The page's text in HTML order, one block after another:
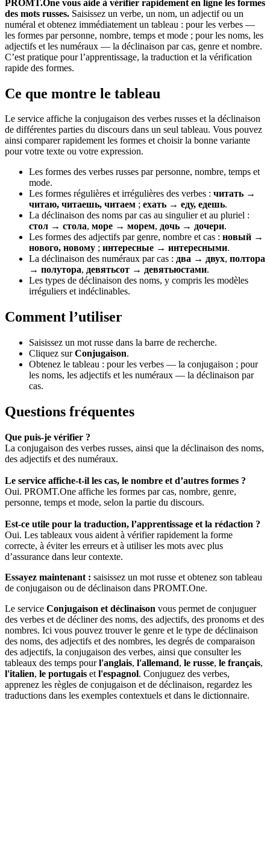
PROMT.One vous aide à vérifier rapidement en ligne les formes
des mots russes. Saisissez un verbe, un nom, un adjectif ou un
numéral et obtenez immédiatement un tableau : pour les verbes —
les formes par personne, nombre, temps et mode ; pour les noms, les
adjectifs et les numéraux — la déclinaison par cas, genre et nombre.
C’est pratique pour l’apprentissage, la traduction et la vérification
rapide des formes.
Ce que montre le tableau
Le service affiche la conjugaison des verbes russes et la déclinaison
de différentes parties du discours dans un seul tableau. Vous pouvez
ainsi comparer rapidement les formes et choisir la bonne variante
pour votre texte ou votre expression.
Les formes des verbes russes par personne, nombre, temps et
mode.
Les formes régulières et irrégulières des verbes : читать →
читаю, читаешь, читаем ; ехать → еду, едешь.
La déclinaison des noms par cas au singulier et au pluriel :
стол → стола, море → морем, дочь → дочери.
Les formes des adjectifs par genre, nombre et cas : новый →
нового, новому ; интересные → интересными.
La déclinaison des numéraux par cas : два → двух, полтора
→ полутора, девятьсот → девятьюстами.
Les types de déclinaison des noms, y compris les modèles
irréguliers et indéclinables.
Comment l’utiliser
Saisissez un mot russe dans la barre de recherche.
Cliquez surConjugaison.
Obtenez le tableau : pour les verbes — la conjugaison ; pour
les noms, les adjectifs et les numéraux — la déclinaison par
cas.
Questions fréquentes
Que puis-je vérifier ?
La conjugaison des verbes russes, ainsi que la déclinaison des noms,
des adjectifs et des numéraux.
Le service affiche-t-il les cas, le nombre et d’autres formes ?
Oui. PROMT.One affiche les formes par cas, nombre, genre,
personne, temps et mode, selon la partie du discours.
Est-ce utile pour la traduction, l’apprentissage et la rédaction ?
Oui. Les tableaux vous aident à vérifier rapidement la forme
correcte, à éviter les erreurs et à utiliser les mots avec plus
d’assurance dans leur contexte.
Essayez maintenant : saisissez un mot russe et obtenez son tableau
de conjugaison ou de déclinaison dans PROMT.One.
Le service Conjugaison et déclinaison vous permet de conjuguer
des verbes et de décliner des noms, des adjectifs, des pronoms et des
nombres. Ici vous pouvez trouver le genre et le type de déclinaison
des noms, des adjectifs et des nombres, les degrés de comparaison
des adjectifs, la conjugaison des verbes, ainsi que consulter les
tableaux des temps pourl'anglais, l'allemand, le russe, le français,
l'italien, le portugais et l'espagnol. Conjuguez des verbes,
apprenez les règles de conjugaison et de déclinaison, regardez les
traductions dans les exemples contextuels et dans le dictionnaire.